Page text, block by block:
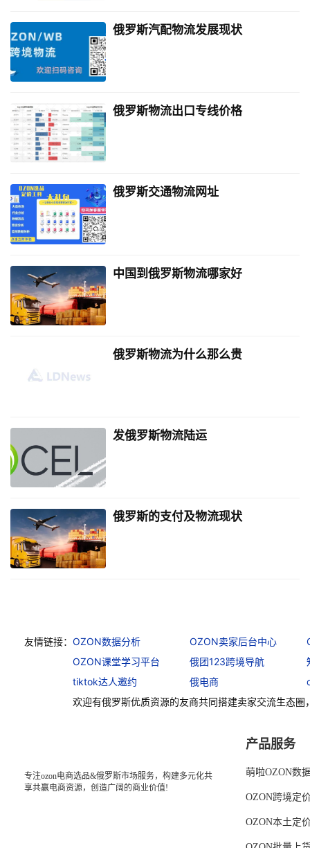
俄罗斯汽配物流发展现状
俄罗斯物流出口专线价格
俄罗斯交通物流网址
中国到俄罗斯物流哪家好
俄罗斯物流为什么那么贵
发俄罗斯物流陆运
俄罗斯的支付及物流现状
友情链接： OZON数据分析 OZON卖家后台中心
OZON课堂学习平台
俄团123跨境导航
tiktok达人邀约
俄电商
欢迎有俄罗斯优质资源的友商共同搭建卖家交流生态圈
专注ozon电商选品&俄罗斯市场服务，构建多元化共
享共赢电商资源，创造广阔的商业价值!
产品服务
萌啦OZON数
OZON跨境定
OZON本土定